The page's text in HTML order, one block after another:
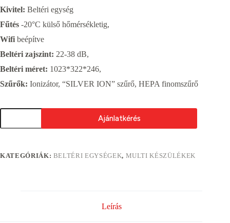
Kivitel: Beltéri egység
Fűtés -20°C külső hőmérsékletig,
Wifi beépítve
Beltéri zajszint: 22-38 dB,
Beltéri méret: 1023*322*246,
Szűrők: Ionizátor, “SILVER ION” szűrő, HEPA finomszűrő
FISHER
Plus
181AE3
Ajánlatkérés
tKATEGÓRIÁK: BELTÉRI EGYSÉGEK, MULTI KÉSZÜLÉKEK
Leírás